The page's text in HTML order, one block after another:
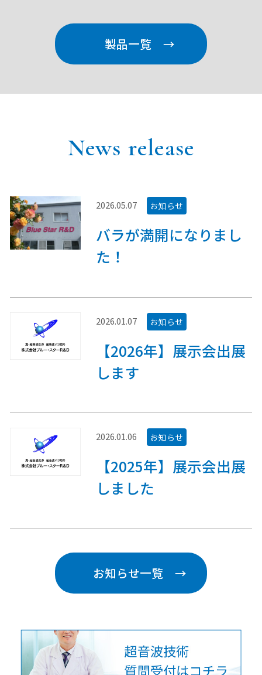
製品一覧 →
News release
2026.05.07 お知らせ
バラが満開になりまし
た！
2026.01.07 お知らせ
【2026年】展示会出展
します
2026.01.06 お知らせ
【2025年】展示会出展
しました
お知らせ一覧 →